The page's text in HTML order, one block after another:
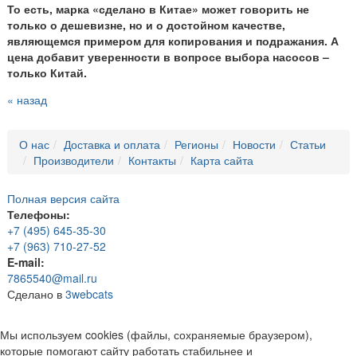
То есть, марка «сделано в Китае» может говорить не
только о дешевизне, но и о достойном качестве,
являющемся примером для копирования и подражания. А
цена добавит уверенности в вопросе выбора насосов –
только Китай.
« назад
О нас Доставка и оплата Регионы Новости
Статьи
Производители
Контакты Карта сайта
Полная версия сайта
Телефоны:
+7 (495) 645-35-30
+7 (963) 710-27-52
E-mail:
7865540@mail.ru
Сделано в 3webcats
Мы используем cookies (файлы, сохраняемые браузером),
которые помогают сайту работать стабильнее и